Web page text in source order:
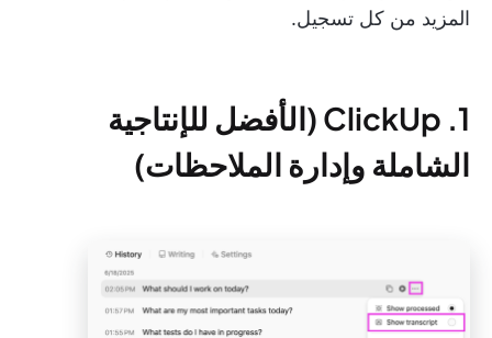
المزيد من كل تسجيل.
1. ClickUp (الأفضل للإنتاجية
الشاملة وإدارة الملاحظات)